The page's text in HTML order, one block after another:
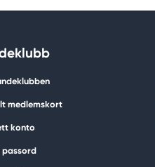
medlemskort
konto
passord